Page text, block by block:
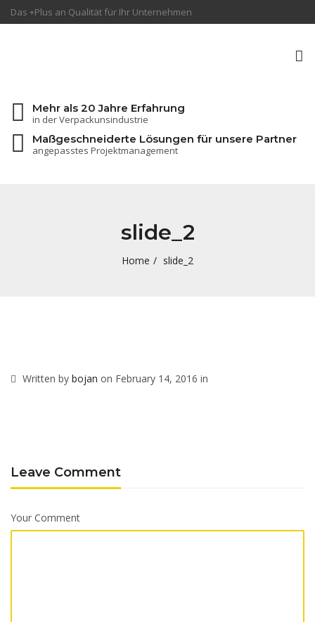
Das +Plus an Qualität für Ihr Unternehmen
Mehr als 20 Jahre Erfahrung
in der Verpackunsindustrie
Maßgeschneiderte Lösungen für unsere Partner
angepasstes Projektmanagement
slide_2
Home slide_2
Written by bojan on February 14, 2016 in
Leave Comment
Your Comment